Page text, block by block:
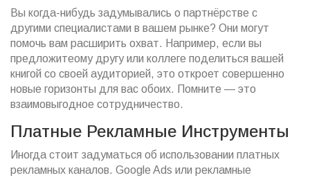
Вы когда-нибудь задумывались о партнёрстве с
другими специалистами в вашем рынке? Они могут
помочь вам расширить охват. Например, если вы
предложитеому другу или коллеге поделиться вашей
книгой со своей аудиторией, это откроет совершенно
новые горизонты для вас обоих. Помните — это
взаимовыгодное сотрудничество.
Платные Рекламные Инструменты
Иногда стоит задуматься об использовании платных
рекламных каналов. Google Ads или рекламные